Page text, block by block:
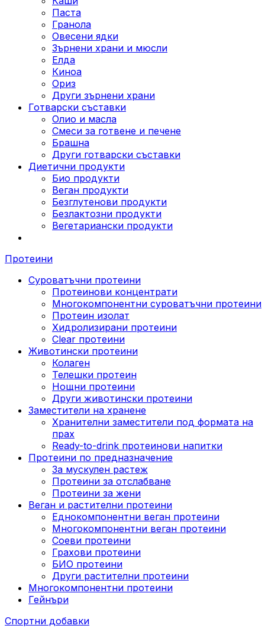
Паста
Гранола
Овесени ядки
Зърнени храни и мюсли
Елда
Киноа
Ориз
Други зърнени храни
Готварски съставки
Олио и масла
Смеси за готвене и печене
Брашна
Други готварски съставки
Диетични продукти
Био продукти
Веган продукти
Безглутенови продукти
Безлактозни продукти
Вегетариански продукти
Протеини
Суроватъчни протеини
Протеинови концентрати
Многокомпонентни суроватъчни протеини
Протеин изолат
Хидролизирани протеини
Clear протеини
Животински протеини
Колаген
Телешки протеин
Нощни протеини
Други животински протеини
Заместители на хранене
Хранителни заместители под формата на
прах
Ready-to-drink протеинови напитки
Протеини по предназначение
За мускулен растеж
Протеини за отслабване
Протеини за жени
Веган и растителни протеини
Еднокомпонентни веган протеини
Многокомпонентни веган протеини
Соеви протеини
Грахови протеини
БИО протеини
Други растителни протеини
Многокомпонентни протеини
Гейнъри
Спортни добавки